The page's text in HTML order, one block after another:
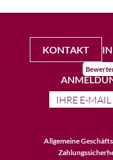
KONTAKT
Allgemeine